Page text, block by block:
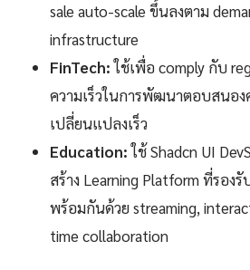
sale auto-scale ขึ้นลงตาม
infrastructure
FinTech:ใช้เพื่อ comply กับ
ความเร็วในการพัฒนาตอบสนอง
เปลี่ยนแปลงเร็ว
Education:ใช้ Shadcn UI
สร้าง Learning Platform ที่รอง
พร้อมกันด้วย streaming,
time collaboration